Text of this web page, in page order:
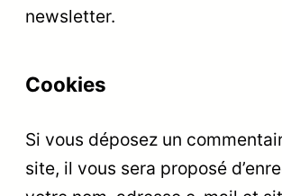
newsletter.
Cookies
Si vous déposez un
site, il vous sera proposé